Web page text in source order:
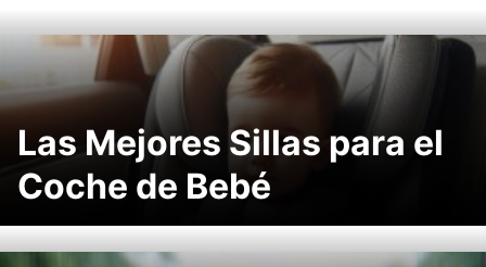
Las Mejores Sillas para el
Coche de Bebé